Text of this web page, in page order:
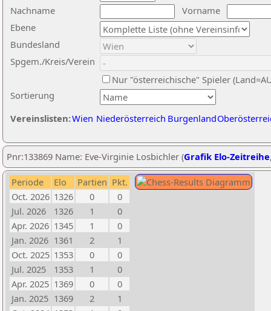
Nachname
Vorname
Ebene
Sortierung
Bundesland
Spgem./Kreis/Verein
Nur "österreichische" Spieler
Vereinslisten:Wien Niederösterreich Burgenland
Pnr:133869 Name: Eve-Virginie Losbichler (Grafik Elo-Zeitreihe
Periode Elo Partien Pkt.
Oct. 2026 1326 0
0
Jul. 2026
1326 1
0
Apr. 2026 1345 1
0
Jan. 2026 1361 2
1
Oct. 2025 1353 0
0
Jul. 2025
1353 1
0
Apr. 2025 1369 0
0
Jan. 2025 1369 2
1